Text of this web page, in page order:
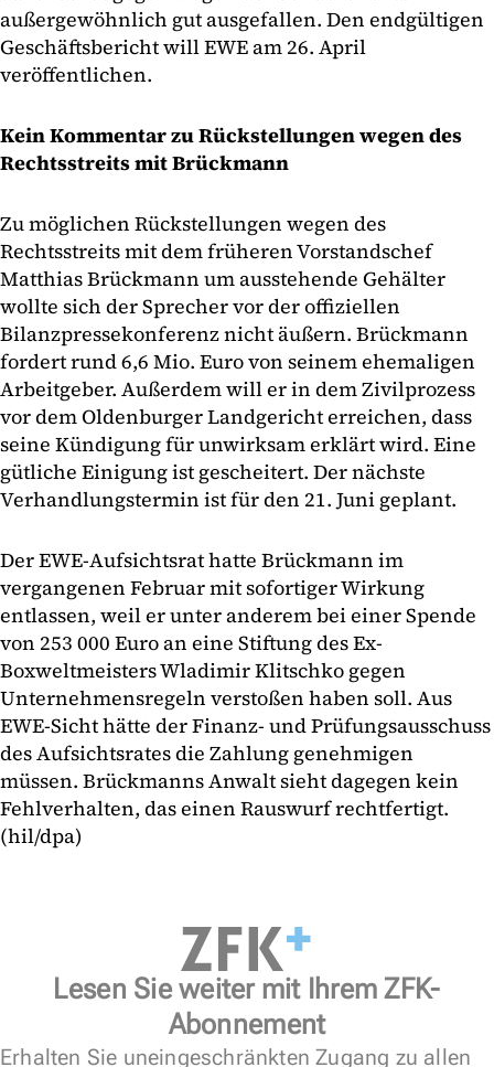
außergewöhnlich gut ausgefallen. Den endgültigen
Geschäftsbericht will EWE am 26. April
veröffentlichen.
Kein Kommentar zu Rückstellungen wegen des
Rechtsstreits mit Brückmann
Zu möglichen Rückstellungen wegen des
Rechtsstreits mit dem früheren Vorstandschef
Matthias Brückmann um ausstehende Gehälter
wollte sich der Sprecher vor der offiziellen
Bilanzpressekonferenz nicht äußern. Brückmann
fordert rund 6,6 Mio. Euro von seinem ehemaligen
Arbeitgeber. Außerdem will er in dem Zivilprozess
vor dem Oldenburger Landgericht erreichen, dass
seine Kündigung für unwirksam erklärt wird. Eine
gütliche Einigung ist gescheitert. Der nächste
Verhandlungstermin ist für den 21. Juni geplant.
Der EWE-Aufsichtsrat hatte Brückmann im
vergangenen Februar mit sofortiger Wirkung
entlassen, weil er unter anderem bei einer Spende
von 253 000 Euro an eine Stiftung des Ex-
Boxweltmeisters Wladimir Klitschko gegen
Unternehmensregeln verstoßen haben soll. Aus
EWE-Sicht hätte der Finanz- und Prüfungsausschuss
des Aufsichtsrates die Zahlung genehmigen
müssen. Brückmanns Anwalt sieht dagegen kein
Fehlverhalten, das einen Rauswurf rechtfertigt.
(hil/dpa)
Lesen Sie weiter mit Ihrem ZFK-
Abonnement
Erhalten Sie uneingeschränkten Zugang zu allen